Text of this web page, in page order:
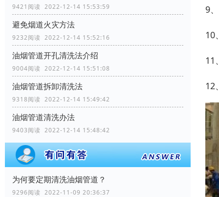
9421阅读 2022-12-14 15:53:59
避免烟道火灾方法
9232阅读 2022-12-14 15:52:16
油烟管道开孔清洗法介绍
9004阅读 2022-12-14 15:51:08
油烟管道拆卸清洗法
9318阅读 2022-12-14 15:49:42
油烟管道清洗办法
9403阅读 2022-12-14 15:48:42
为何要定期清洗油烟管道？
9296阅读 2022-11-09 20:36:37
9
10
11
12